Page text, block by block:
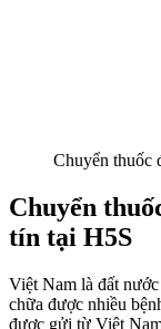
Chuyển thuốc
Chuyển
tín tại H5S
Việt Nam là đất
chữa được nhiều
được gửi từ Việt